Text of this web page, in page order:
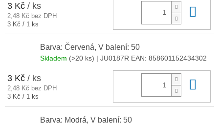
3 Kč / ks
2,48 Kč bez DPH
Měrná
3 Kč / 1 ks
Barva: Červená, V balení: 50
Skladem (>20 ks) | JU0187R EAN: 858601152434302
3 Kč / ks
2,48 Kč bez DPH
Měrná
3 Kč / 1 ks
Barva: Modrá, V balení: 50